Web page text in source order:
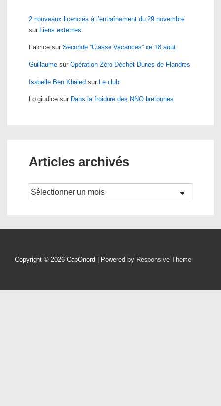
2 nouveaux licenciés à l’entraînement du 29 novembre
sur Liens externes
Fabrice sur Seconde “Classe Vacances” ce 18 août
Guillaume sur Opération Zéro Déchet Dunes de Flandres
Isabelle Ben Khaled sur Le club
Lo giudice sur Dans la froidure des NNO bretonnes
Articles archivés
Archives
Copyright © 2026 CapOnord | Powered by Responsive Theme